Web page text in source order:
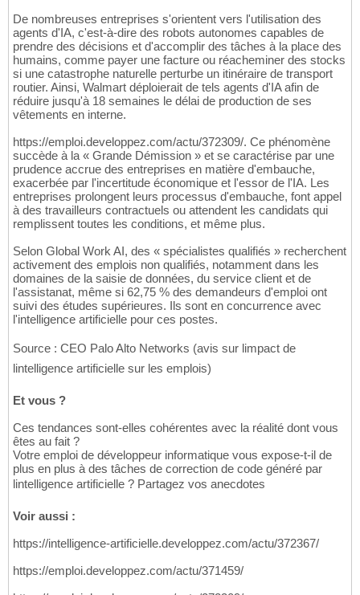
De nombreuses entreprises s'orientent vers l'utilisation des
agents d'IA, c'est-à-dire des robots autonomes capables de
prendre des décisions et d'accomplir des tâches à la place des
humains, comme payer une facture ou réacheminer des stocks
si une catastrophe naturelle perturbe un itinéraire de transport
routier. Ainsi, Walmart déploierait de tels agents d'IA afin de
réduire jusqu'à 18 semaines le délai de production de ses
vêtements en interne.
https://emploi.developpez.com/actu/372309/. Ce phénomène
succède à la « Grande Démission » et se caractérise par une
prudence accrue des entreprises en matière d'embauche,
exacerbée par l'incertitude économique et l'essor de l'IA. Les
entreprises prolongent leurs processus d'embauche, font appel
à des travailleurs contractuels ou attendent les candidats qui
remplissent toutes les conditions, et même plus.
Selon Global Work AI, des « spécialistes qualifiés » recherchent
activement des emplois non qualifiés, notamment dans les
domaines de la saisie de données, du service client et de
l'assistanat, même si 62,75 % des demandeurs d'emploi ont
suivi des études supérieures. Ils sont en concurrence avec
l'intelligence artificielle pour ces postes.
Source : CEO Palo Alto Networks (avis sur limpact de
lintelligence artificielle sur les emplois)
Et vous ?
Ces tendances sont-elles cohérentes avec la réalité dont vous
êtes au fait ?
Votre emploi de développeur informatique vous expose-t-il de
plus en plus à des tâches de correction de code généré par
lintelligence artificielle ? Partagez vos anecdotes
Voir aussi :
https://intelligence-artificielle.developpez.com/actu/372367/
https://emploi.developpez.com/actu/371459/